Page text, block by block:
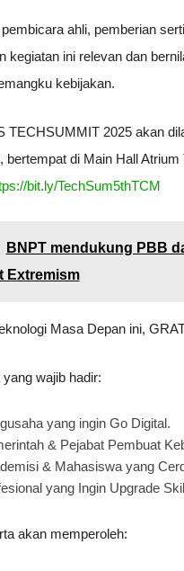
ahli, pemberian
kegiatan ini relevan dan
kebijakan.
TECHSUMMIT 2025 akan
bertempat di Main Hall
bit.ly/TechSum5thTCM
BNPT mendukung PBB
Extremism
Masa Depan ini,
wajib hadir:
yang ingin Go Digital.
& Pejabat Pembuat
& Mahasiswa yang
yang Ingin Upgrade
akan memperoleh: